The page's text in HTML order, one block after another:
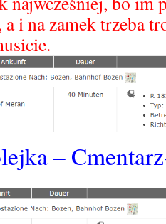
a i na zamek trzeba
–